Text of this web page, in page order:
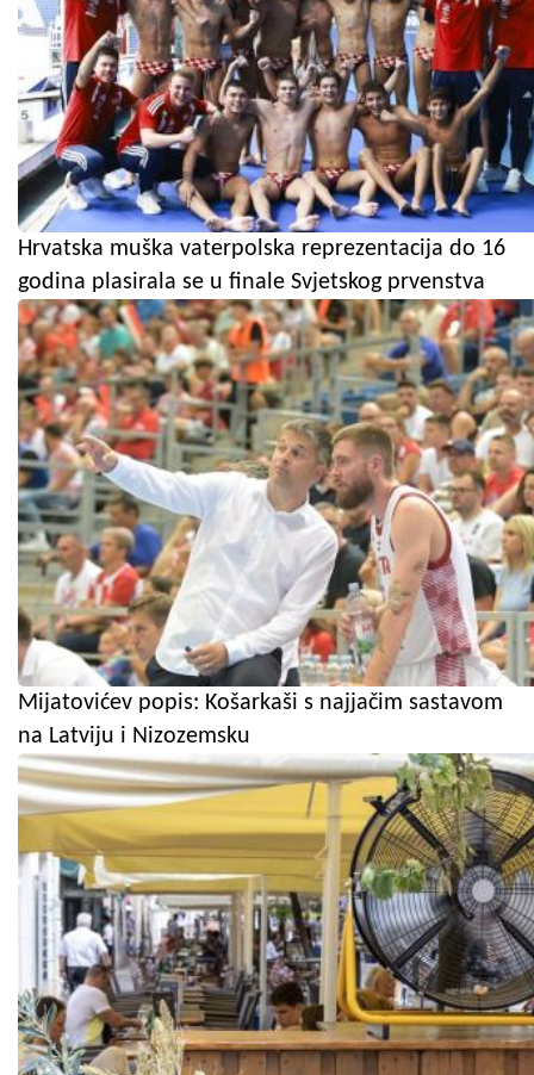
Hrvatska muška vaterpolska reprezentacija do 16
godina plasirala se u finale Svjetskog prvenstva
Mijatovićev popis: Košarkaši s najjačim sastavom
na Latviju i Nizozemsku